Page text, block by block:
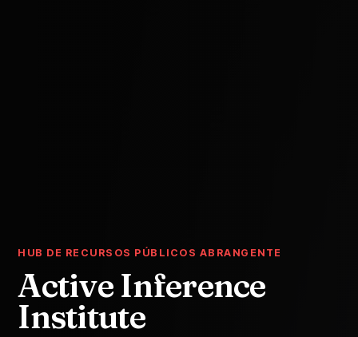
HUB DE RECURSOS PÚBLICOS ABRANGENTE
Active Inference
Institute